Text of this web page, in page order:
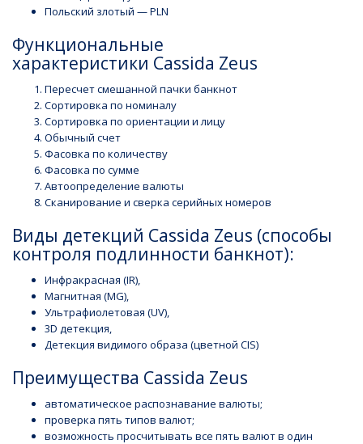
Польский злотый — PLN
Функциональные
характеристики Cassida Zeus
Пересчет смешанной пачки банкнот
Сортировка по номиналу
Сортировка по ориентации и лицу
Обычный счет
Фасовка по количеству
Фасовка по сумме
Автоопределение валюты
Сканирование и сверка серийных номеров
Виды детекций Cassida Zeus (способы
контроля подлинности банкнот):
Инфракрасная (IR),
Магнитная (MG),
Ультрафиолетовая (UV),
3D детекция,
Детекция видимого образа (цветной СIS)
Преимущества Cassida Zeus
автоматическое распознавание валюты;
проверка пять типов валют;
возможность просчитывать все пять валют в один